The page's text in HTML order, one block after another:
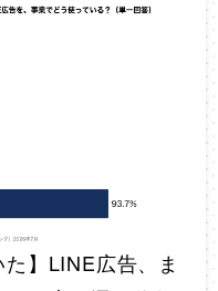
】LINE広告、ま